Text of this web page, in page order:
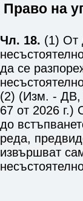
Право на
Чл. 18. (1) От
да се
(2) (Изм. - ДВ,
67 от 2026 г.)
до
реда,
извършват